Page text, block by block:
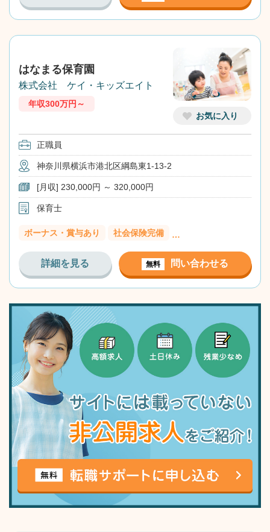
お気に入り
はなまる保育園
株式会社 ケイ・キッズエイト
年収300万円～
正職員
神奈川県横浜市港北区綱島東1-13-2
[月収] 230,000円 ～ 320,000円
保育士
ボーナス・賞与あり 社会保険完備 …
詳細を見る 無料 問い合わせる